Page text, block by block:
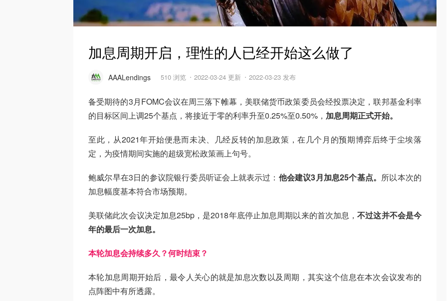
加息周期开启，理性的人已经开始这么做了
AAALendings 510 浏览 2022-03-24 更新 2022-03-23 发布
备受期待的3月FOMC会议在周三落下帷幕，美联储货币政策委员会经投票决定，联邦基金利率
的目标区间上调25个基点，将接近于零的利率升至0.25%至0.50%， 加息周期正式开始。
至此，从2021年开始便悬而未决、几经反转的加息政策，在几个月的预期博弈后终于尘埃落
定，为疫情期间实施的超级宽松政策画上句号。
鲍威尔早在3日的参议院银行委员听证会上就表示过： 他会建议3月加息25个基点。 所以本次的
加息幅度基本符合市场预期。
美联储此次会议决定加息25bp，是2018年底停止加息周期以来的首次加息，不过这并不会是今
年的最后一次加息。
本轮加息会持续多久？何时结束？
本轮加息周期开始后，最令人关心的就是加息次数以及周期，其实这个信息在本次会议发布的
点阵图中有所透露。